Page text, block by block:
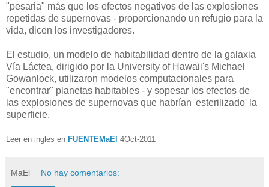
"pesaria" más que los efectos negativos de las explosiones
repetidas de supernovas - proporcionando un refugio para la
vida, dicen los investigadores.
El estudio, un modelo de habitabilidad dentro de la galaxia
Vía Láctea, dirigido por la University of Hawaii's Michael
Gowanlock, utilizaron modelos computacionales para
"encontrar" planetas habitables - y sopesar los efectos de
las explosiones de supernovas que habrían 'esterilizado' la
superficie.
Leer en ingles en FUENTEMaEl 4Oct-2011
MaEl No hay comentarios: